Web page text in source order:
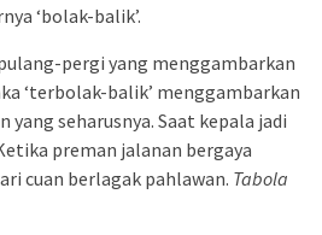
‘bolak-balik’.
pergi yang menggambarkan
‘terbolak-balik’ menggambarkan
yang seharusnya. Saat kepala jadi
preman jalanan bergaya
cuan berlagak pahlawan. Tabola